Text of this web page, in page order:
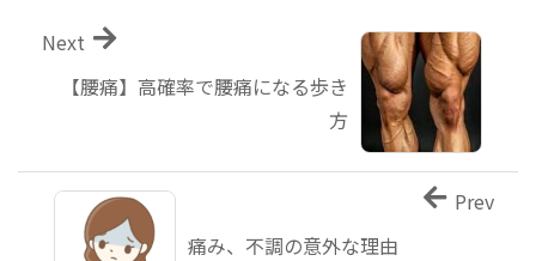
【腰痛】高確率で腰痛になる歩き
方
Next
痛み、不調の意外な理由
Prev